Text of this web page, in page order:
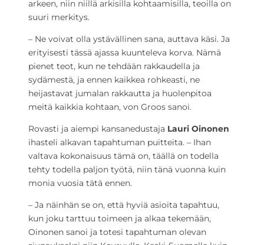
arkeen, niin niillä arkisilla kohtaamisilla, teoilla on
suuri merkitys.
– Ne voivat olla ystävällinen sana, auttava käsi. Ja
erityisesti tässä ajassa kuunteleva korva. Nämä
pienet teot, kun ne tehdään rakkaudella ja
sydämestä, ja ennen kaikkea rohkeasti, ne
heijastavat jumalan rakkautta ja huolenpitoa
meitä kaikkia kohtaan, von Groos sanoi.
Rovasti ja aiempi kansanedustaja Lauri Oinonen
ihasteli alkavan tapahtuman puitteita. – Ihan
valtava kokonaisuus tämä on, täällä on todella
tehty todella paljon työtä, niin tänä vuonna kuin
monia vuosia tätä ennen.
– Ja näinhän se on, että hyviä asioita tapahtuu,
kun joku tarttuu toimeen ja alkaa tekemään,
Oinonen sanoi ja totesi tapahtuman olevan